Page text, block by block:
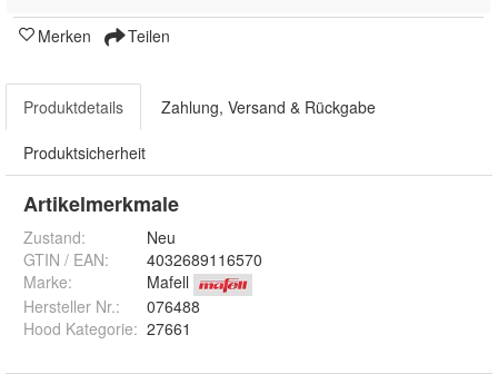
Merken Teilen
Produktdetails Zahlung, Versand & Rückgabe
Produktsicherheit
Artikelmerkmale
Zustand:
Neu
GTIN / EAN:
4032689116570
Marke:
Mafell
Hersteller Nr.:
076488
Hood Kategorie: 27661